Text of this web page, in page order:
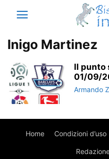
Inigo Martinez
Il punto
01/09/
Armando
Home Condizioni d’uso